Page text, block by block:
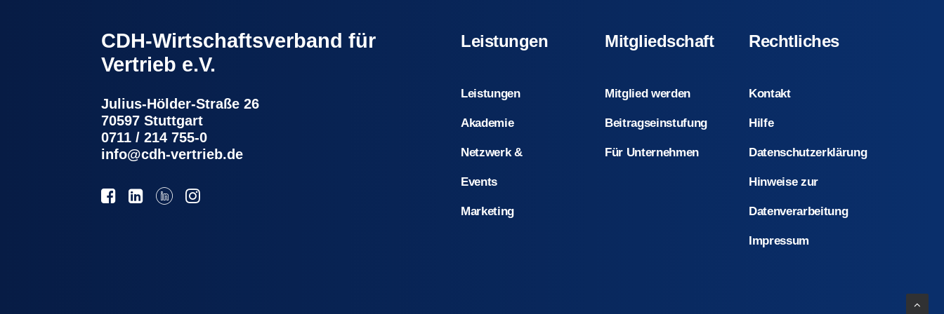
CDH-Wirtschaftsverband für
Vertrieb e.V.
Julius-Hölder-Straße 26
70597 Stuttgart
0711 / 214 755-0
info@cdh-vertrieb.de
Leistungen
Leistungen
Akademie
Netzwerk &
Events
Marketing
Mitgliedschaft
Mitglied werden
Beitragseinstufung
Für Unternehmen
Rechtliches
Kontakt
Hilfe
Datenschutzerklärung
Hinweise zur
Datenverarbeitung
Impressum